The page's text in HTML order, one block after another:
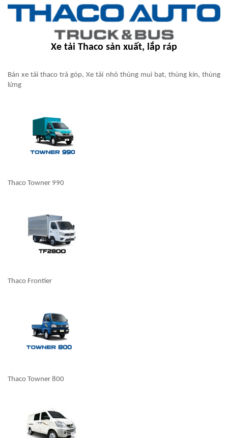
Xe tải Thaco sản xuất, lắp ráp
Bán xe tải thaco trả góp, Xe tải nhỏ thùng mui bạt, thùng kín, thùng
lửng
Thaco Towner 990
Thaco Frontier
Thaco Towner 800